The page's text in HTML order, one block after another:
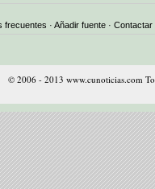
frecuentes · Añadir fuente · Contactar
© 2006 - 2013 www.cunoticias.com